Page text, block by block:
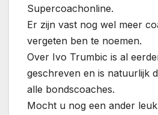
Supercoachonline.
Er zijn vast nog wel meer
vergeten ben te noemen.
Over Ivo Trumbic is al
geschreven en is natuurlijk
alle bondscoaches.
Mocht u nog een ander